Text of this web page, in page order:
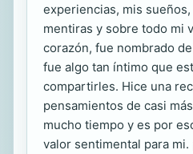
experiencias, mis
mentiras y sobre todo mi
corazón, fue nombrado
fue algo tan íntimo que
compartirles. Hice una
pensamientos de casi
mucho tiempo y es por
valor sentimental para mi.